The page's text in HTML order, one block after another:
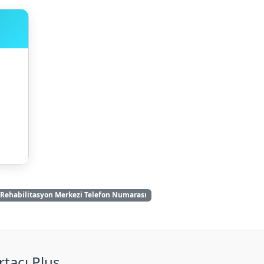
Merkezi Telefon Numarası